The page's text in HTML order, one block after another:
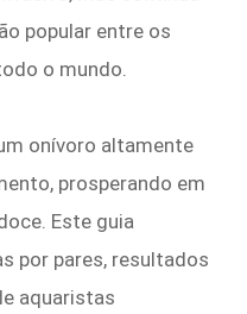
popular entre os
o mundo.
onívoro altamente
prosperando em
Este guia
por pares, resultados
aquaristas